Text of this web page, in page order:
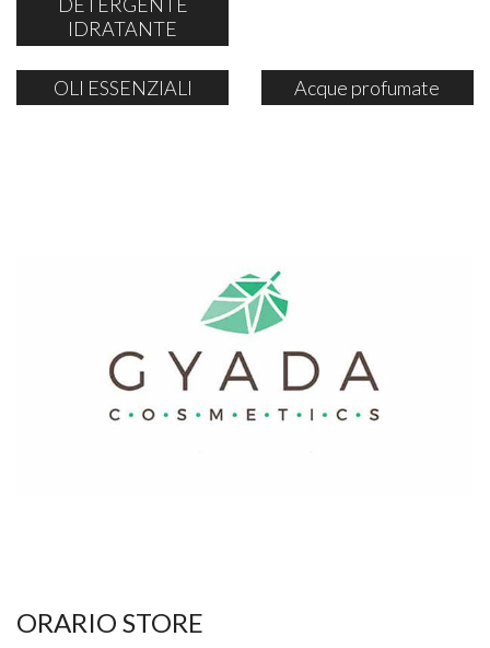
IDRATANTE
OLI ESSENZIALI Acque profumate
ORARIO STORE